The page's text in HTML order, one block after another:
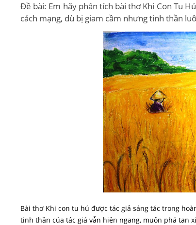
Đề bài: Em hãy phân tích bài thơ Khi Con Tu
cách mạng, dù bị giam cầm nhưng tinh thần
Bài thơ Khi con tu hú được tác giả sáng tác trong
tinh thần của tác giả vẫn hiên ngang, muốn phá tan